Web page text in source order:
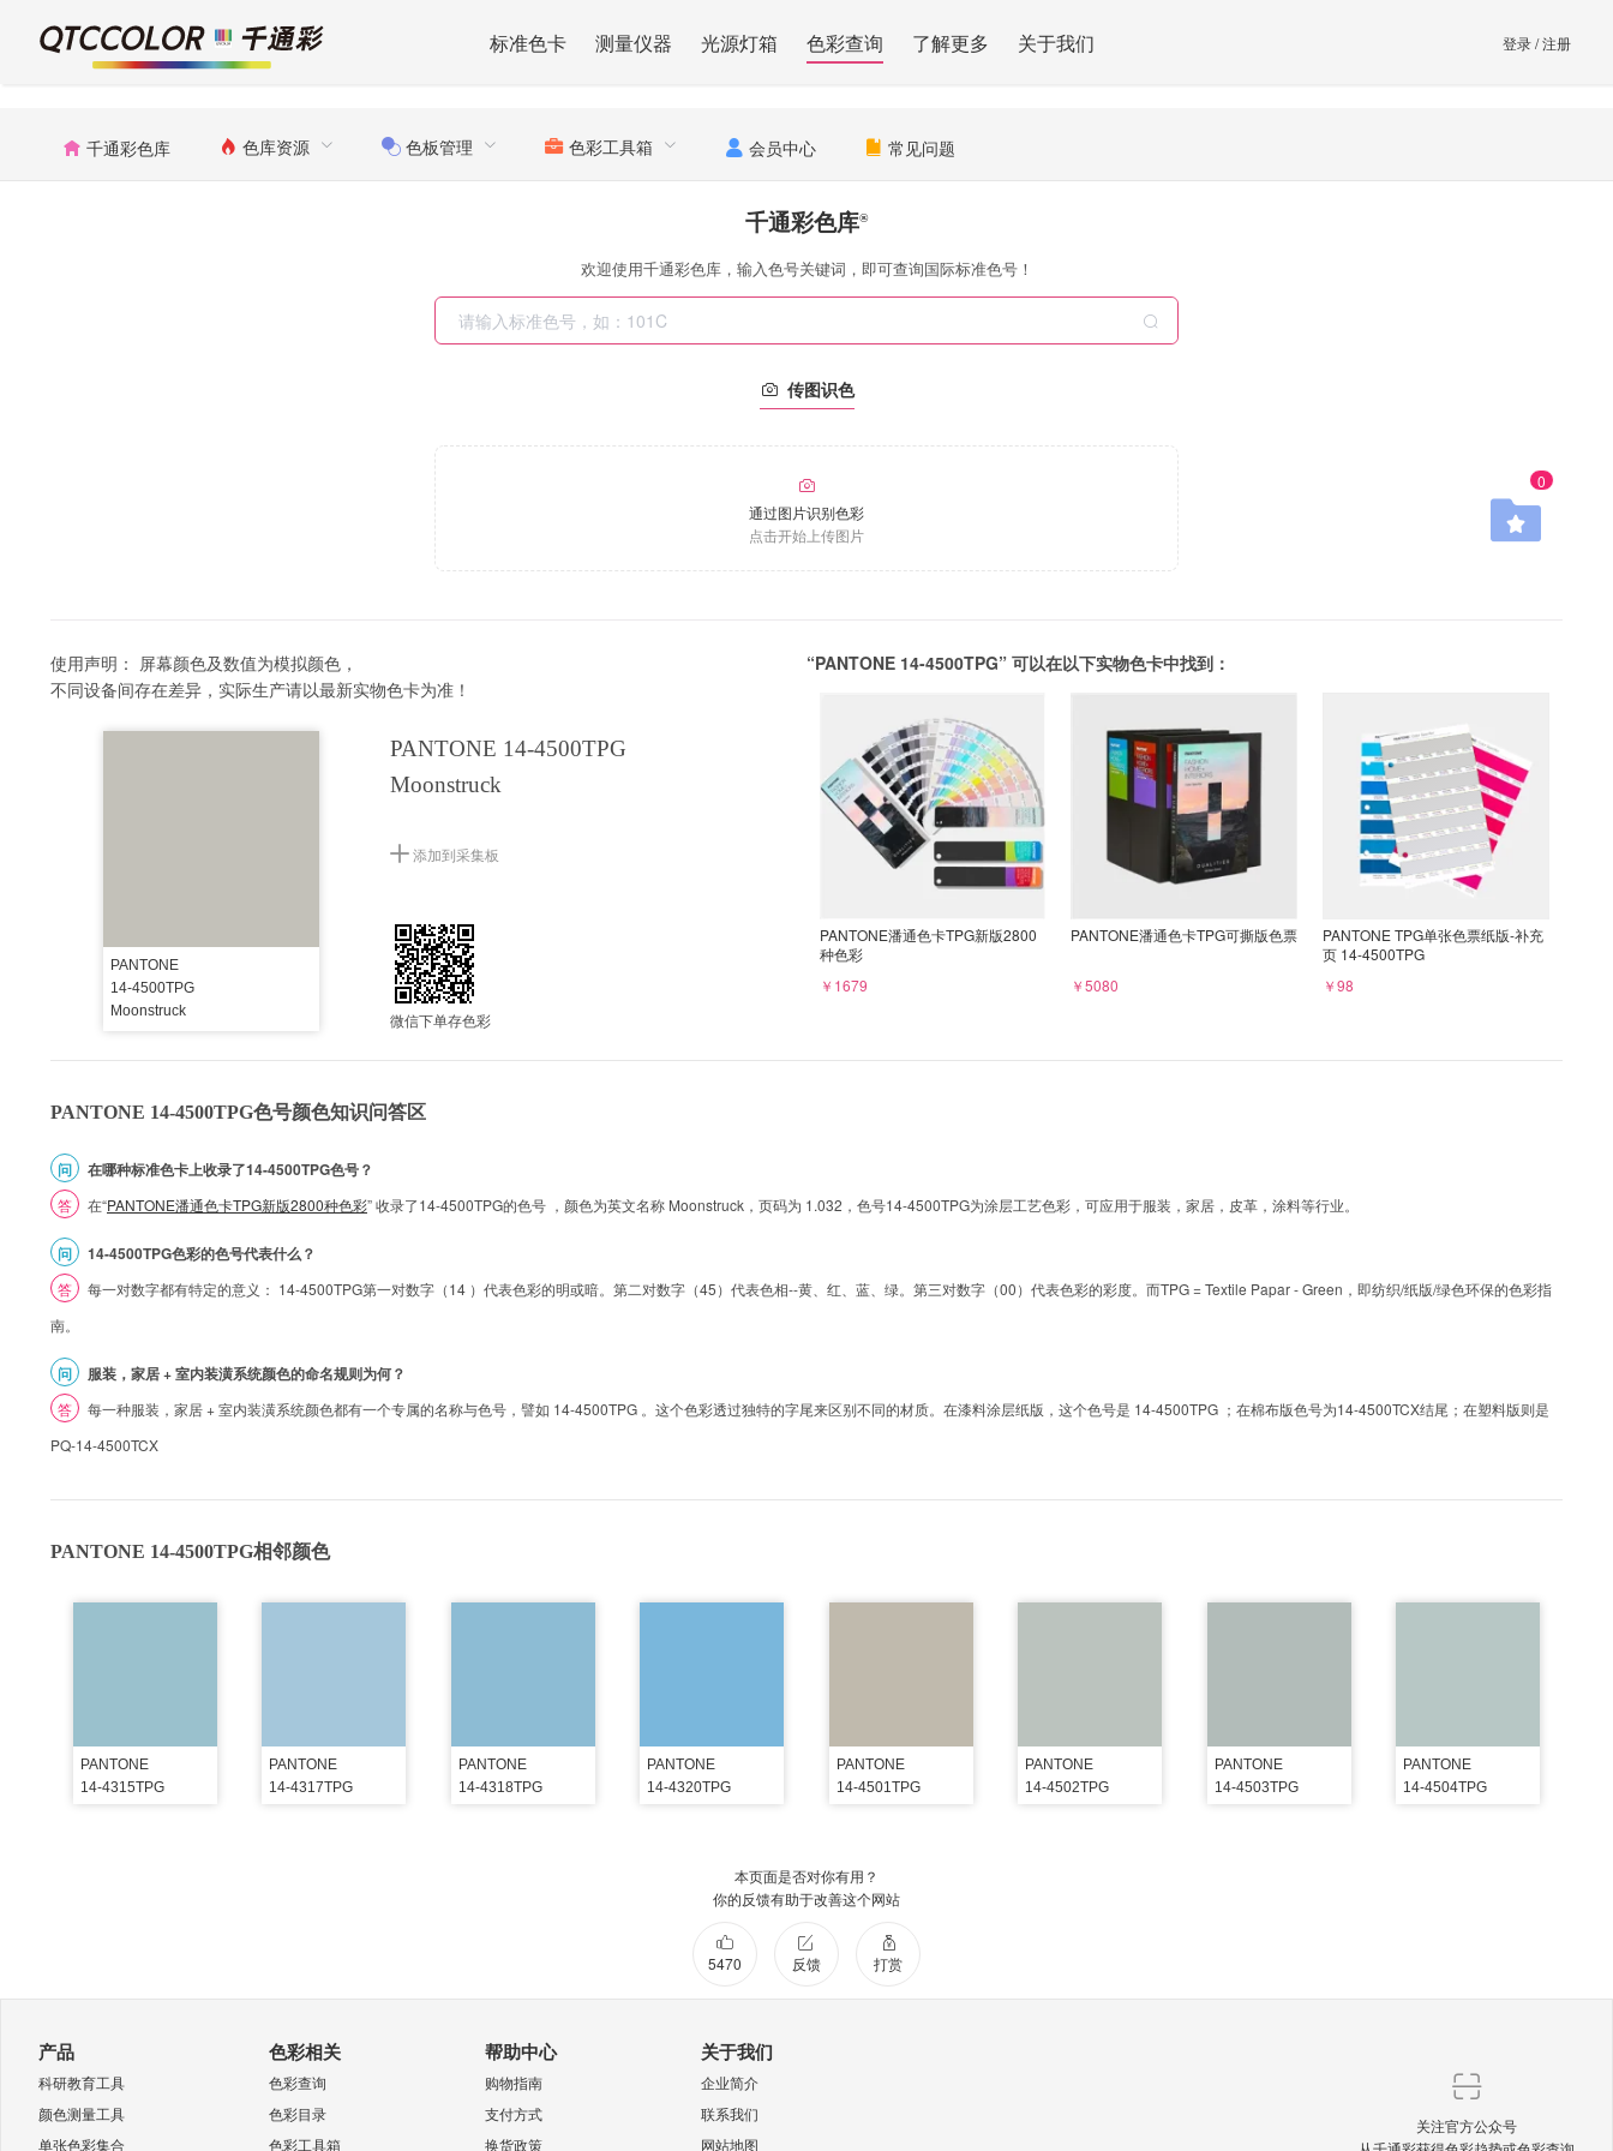
标准色卡 测量仪器 光源灯箱 色彩查询 了解更多 关于我们 登录/注册
千通彩色库 色库资源 色板管理 色彩工具箱 会员中心 常见问题
0
千通彩色库®
欢迎使用千通彩色库，输入色号关键词，即可查询国际标准色号！
传图识色
通过图片识别色彩
点击开始上传图片
使用声明： 屏幕颜色及数值为模拟颜色，
不同设备间存在差异，实际生产请以最新实物色卡为准！
PANTONE
14-4500TPG
Moonstruck
PANTONE 14-4500TPG
Moonstruck
添加到采集板
微信下单存色彩
“PANTONE 14-4500TPG” 可以在以下实物色卡中找到：
PANTONE潘通色卡TPG新版2800
种色彩
￥1679
PANTONE潘通色卡TPG可撕版色票
￥5080
PANTONE TPG单张色票纸版-补充
页 14-4500TPG
￥98
PANTONE 14-4500TPG色号颜色知识问答区
问 在哪种标准色卡上收录了14-4500TPG色号？
答 在“PANTONE潘通色卡TPG新版2800种色彩” 收录了14-4500TPG的色号 ，颜色为英文名称 Moonstruck，页码为 1.032，色号14-4500TPG为涂层工艺色彩，可应用于服装，家居，皮革，涂料等行业。
问 14-4500TPG色彩的色号代表什么？
答
每一对数字都有特定的意义： 14-4500TPG第一对数字（14 ）代表色彩的明或暗。第二对数字（45）代表色相--黄、红、蓝、绿。第三对数字（00）代表色彩的彩度。而TPG = Textile Papar - Green，即纺织/纸版/绿色环保的色彩指
南。
问 服装，家居 + 室内装潢系统颜色的命名规则为何？
答
每一种服装，家居 + 室内装潢系统颜色都有一个专属的名称与色号，譬如 14-4500TPG 。这个色彩透过独特的字尾来区别不同的材质。在漆料涂层纸版，这个色号是 14-4500TPG ；在棉布版色号为14-4500TCX结尾；在塑料版则是
PQ-14-4500TCX
PANTONE 14-4500TPG相邻颜色
PANTONE
14-4315TPG
PANTONE
14-4317TPG
PANTONE
14-4318TPG
PANTONE
14-4320TPG
PANTONE
14-4501TPG
PANTONE
14-4502TPG
PANTONE
14-4503TPG
PANTONE
14-4504TPG
本页面是否对你有用？
你的反馈有助于改善这个网站
5470 反馈 打赏
产品
科研教育工具
颜色测量工具
单张色彩集合
色彩相关
色彩查询
色彩目录
色彩工具箱
帮助中心
购物指南
支付方式
换货政策
关于我们
企业简介
联系我们
网站地图
关注官方公众号